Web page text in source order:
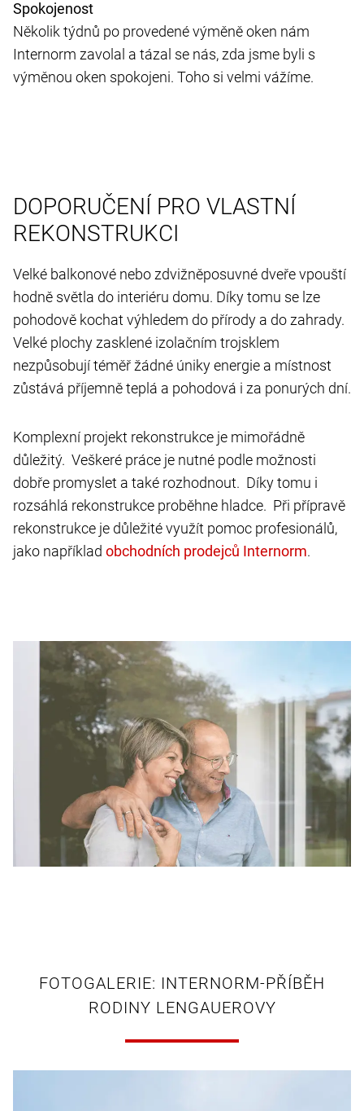
Spokojenost
Několik týdnů po provedené výměně oken nám
Internorm zavolal a tázal se nás, zda jsme byli s
výměnou oken spokojeni. Toho si velmi vážíme.
DOPORUČENÍ PRO VLASTNÍ
REKONSTRUKCI
Velké balkonové nebo zdvižněposuvné dveře vpouští
hodně světla do interiéru domu. Díky tomu se lze
pohodově kochat výhledem do přírody a do zahrady.
Velké plochy zasklené izolačním trojsklem
nezpůsobují téměř žádné úniky energie a místnost
zůstává příjemně teplá a pohodová i za ponurých dní.
Komplexní projekt rekonstrukce je mimořádně
důležitý. Veškeré práce je nutné podle možnosti
dobře promyslet a také rozhodnout. Díky tomu i
rozsáhlá rekonstrukce proběhne hladce. Při přípravě
rekonstrukce je důležité využít pomoc profesionálů,
jako například
.
FOTOGALERIE: INTERNORM-PŘÍBĚH
RODINY LENGAUEROVY